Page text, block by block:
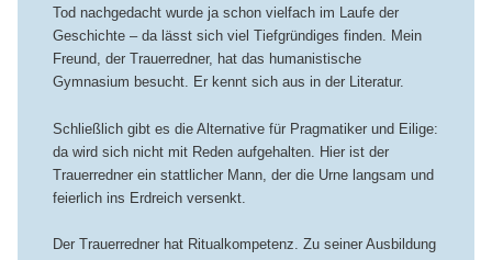
Tod nachgedacht wurde ja schon vielfach im Laufe der
Geschichte – da lässt sich viel Tiefgründiges finden. Mein
Freund, der Trauerredner, hat das humanistische
Gymnasium besucht. Er kennt sich aus in der Literatur.
Schließlich gibt es die Alternative für Pragmatiker und Eilige:
da wird sich nicht mit Reden aufgehalten. Hier ist der
Trauerredner ein stattlicher Mann, der die Urne langsam und
feierlich ins Erdreich versenkt.
Der Trauerredner hat Ritualkompetenz. Zu seiner Ausbildung